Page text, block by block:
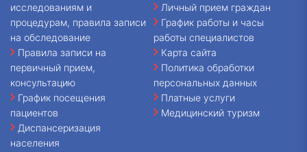
исследованиям и
процедурам, правила записи
на обследование
Правила записи на
первичный прием,
консультацию
График посещения
пациентов
Диспансеризация
населения
Личный прием граждан
График работы и часы
работы специалистов
Карта сайта
Политика обработки
персональных данных
Платные услуги
Медицинский туризм